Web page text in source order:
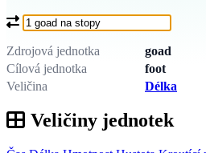
Co chcete převést?
Zdrojová jednotka
goad
Cílová jednotka
foot
Veličina
Délka
Veličiny jednotek